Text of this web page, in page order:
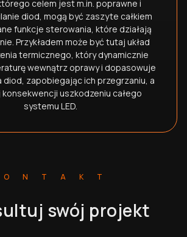
celem jest m.in. poprawne i
diod, mogą być zaszyte całkiem
funkcje sterowania, które działają
Przykładem może być tutaj układ
termicznego, który dynamicznie
wewnątrz oprawy i dopasowuje
diod, zapobiegając ich przegrzaniu, a
uszkodzeniu całego
systemu LED.
swój projekt